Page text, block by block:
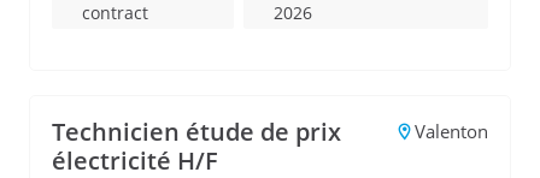
contract
2026
Technicien étude de prix
électricité H/F
Valenton